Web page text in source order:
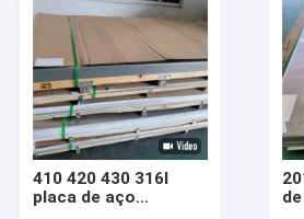
Produtos
Vídeos
Sobre nós
Visita à fábrica
410 420 430 316l
placa de aço